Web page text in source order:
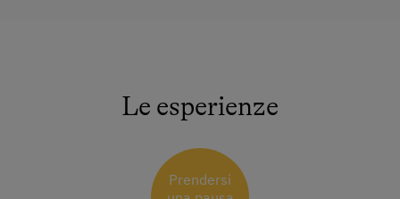
Le esperienze
Prendersi